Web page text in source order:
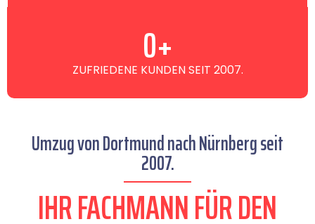
ZUFRIEDENE KUNDEN SEIT 2007.
0+
Umzug von Dortmund nach Nürnberg seit
2007.
IHR FACHMANN FÜR DEN